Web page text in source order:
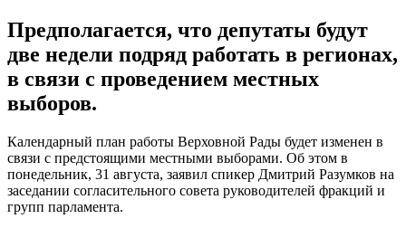
Предполагается, что депутаты будут
две недели подряд работать в регионах,
в связи с проведением местных
выборов.
Календарный план работы Верховной Рады будет изменен в
связи с предстоящими местными выборами. Об этом в
понедельник, 31 августа, заявил спикер Дмитрий Разумков на
заседании согласительного совета руководителей фракций и
групп парламента.